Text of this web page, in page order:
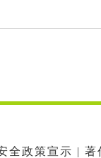
全政策宣示 | 著